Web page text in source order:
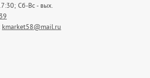
Сб-Вс - вых.
kmarket58@mail.ru